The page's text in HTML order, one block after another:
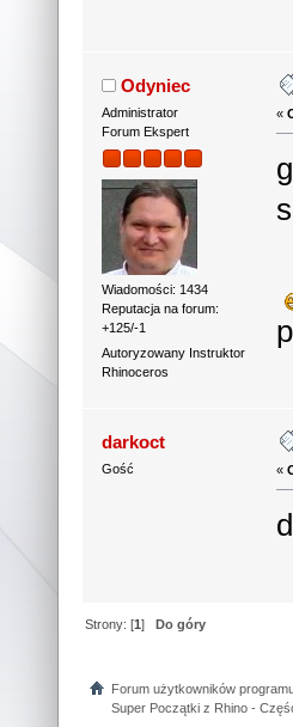
Odyniec
Administrator
Forum Ekspert
Wiadomości: 1434
Reputacja na forum:
+125/-1
Autoryzowany Instruktor
Rhinoceros
«
darkoct
Gość «
Strony: [1]Do góry
Forum użytkowników
Super Początki z Rhino -